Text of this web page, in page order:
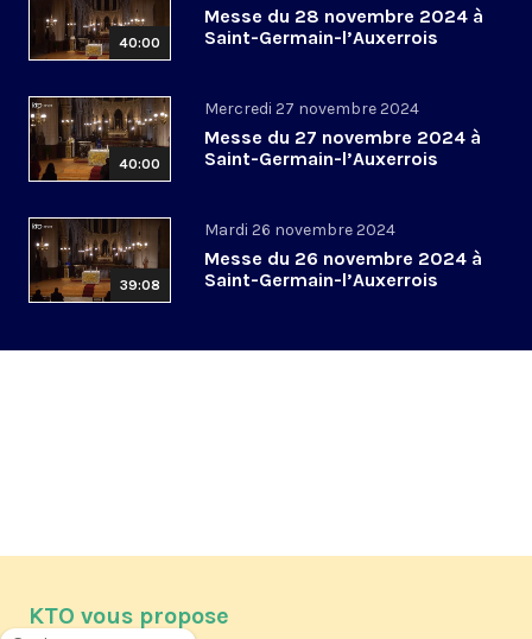
40:00
Messe du 28 novembre 2024 à
Saint-Germain-l’Auxerrois
40:00
Mercredi 27 novembre 2024
Messe du 27 novembre 2024 à
Saint-Germain-l’Auxerrois
39:08
Mardi 26 novembre 2024
Messe du 26 novembre 2024 à
Saint-Germain-l’Auxerrois
KTO vous propose